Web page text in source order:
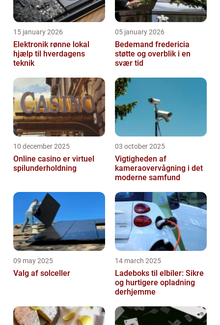
15 january 2026
Elektronik rønne lokal
hjælp til hverdagens
teknik
05 january 2026
Bedemand fredericia
støtte og overblik i en
svær tid
10 december 2025
Online casino er virtuel
spilunderholdning
03 october 2025
Vigtigheden af
kameraovervågning i det
moderne samfund
09 may 2025
Valg af solceller
14 march 2025
Ladeboks til elbiler: Sikre
og hurtigere opladning
derhjemme